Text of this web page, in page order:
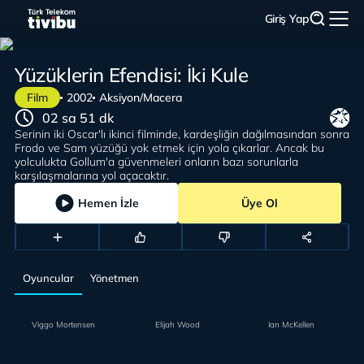
Giriş Yap
Film 2002 Aksiyon/Macera
Yüzüklerin Efendisi: İki Kule
Serinin iki Oscar'lı ikinci filminde, kardeşliğin dağılmasından sonra
Frodo ve Sam yüzüğü yok etmek için yola çıkarlar. Ancak bu
yolculukta Gollum'a güvenmeleri onların bazı sorunlarla
karşılaşmalarına yol açacaktır.
02 sa 51 dk
Hemen İzle Üye Ol
Oyuncular Yönetmen
Viggo Mortensen Elijah Wood Ian McKellen